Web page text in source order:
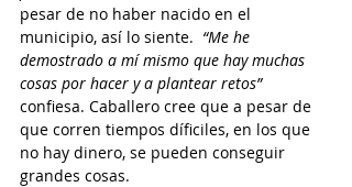
pesar de no haber nacido en el
municipio, así lo siente. “Me he
demostrado a mí mismo que hay muchas
cosas por hacer y a plantear retos”
confiesa. Caballero cree que a pesar de
que corren tiempos díficiles, en los que
no hay dinero, se pueden conseguir
grandes cosas.